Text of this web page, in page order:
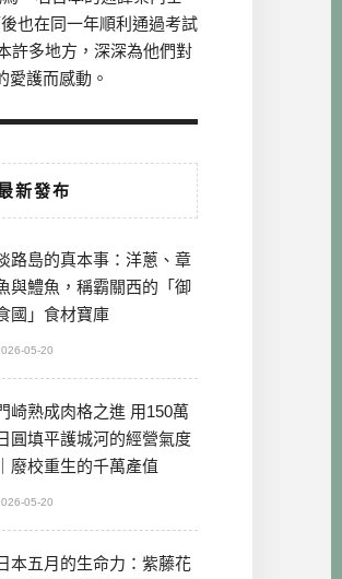
後也在同一年順利通過考試
許多地方，深深為他們對
愛護而感動。
新發布
路島的真本事：洋蔥、章
與鱧魚，稱霸關西的「御
國」食材寶庫
05-20
崎熟成肉格之進 用150萬
圓填平護城河的經營氣度
｜廢校重生的千萬產值
05-20
本五月的生命力：紫藤花